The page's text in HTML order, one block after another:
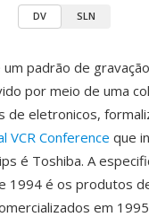
DV SLN
um padrão de
por meio de uma
de eletronicos,
VCR Conference que
é Toshiba. A
1994 é os produtos
em